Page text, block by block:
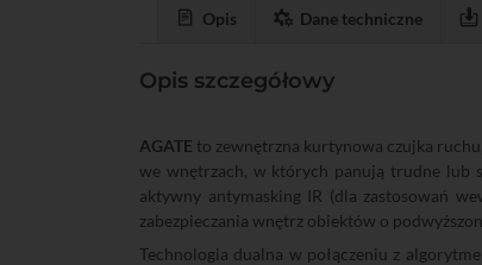
Opis Dane techniczne
Opis szczegółowy
AGATE to zewnętrzna kurtynowa czujka
we wnętrzach, w których panują trudne lub
aktywny antymasking IR (dla zastosowań
zabezpieczania wnętrz obiektów o
Technologia dualna w połączeniu z